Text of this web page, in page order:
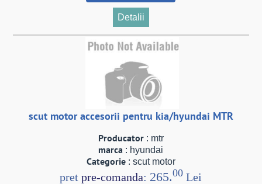
Detalii
scut motor accesorii pentru kia/hyundai MTR
Producator: mtr
marca : hyundai
Categorie: scut motor
pretpre-comanda: 265.00 Lei